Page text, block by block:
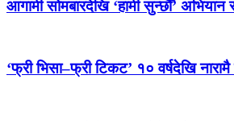
आगामी सोमबारदेखि ‘हामी सुन्छौँ’ अभियान
‘फ्री भिसा–फ्री टिकट’ १० वर्षदेखि नारामै